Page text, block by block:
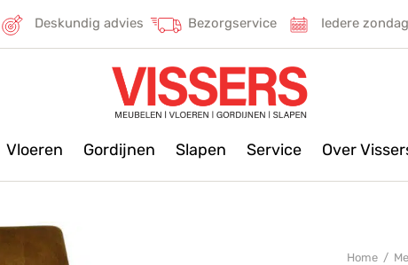
Deskundig advies Bezorgservice Iedere
Vloeren Gordijnen Slapen Service Over
Home /